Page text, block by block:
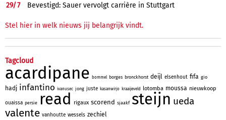
29/7 Bevestigd: Sauer vervolgt carrière in Stuttgart
Stel hier in welk nieuws jij belangrijk vindt.
Tagcloud
acardipane bommel borges bronckhorst deijl elsenhout fifa gio
hadj infantino ivanusec jong juste kasanwirjo kraaijeveld lotomba moussa nieuwkoop
ouaissa persie read rigaux scorend sjaakf steijn ueda
valente vanhoutte wessels zechiel